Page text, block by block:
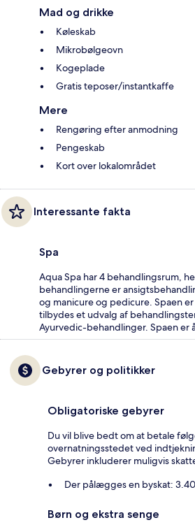
Mad og drikke
Køleskab
Mikrobølgeovn
Kogeplade
Gratis teposer/instantkaffe
Mere
Rengøring efter anmodning
Pengeskab
Kort over lokalområdet
Interessante fakta
Spa
Aqua Spa har 4 behandlingsrum,
behandlingerne er
og manicure og pedicure. Spaen
tilbydes et udvalg af
Ayurvedic-behandlinger. Spaen er
Gebyrer og politikker
Obligatoriske gebyrer
Du vil blive bedt om at betale
overnatningsstedet ved
Gebyrer inkluderer muligvis
Der pålægges en byskat:
Børn og ekstra senge